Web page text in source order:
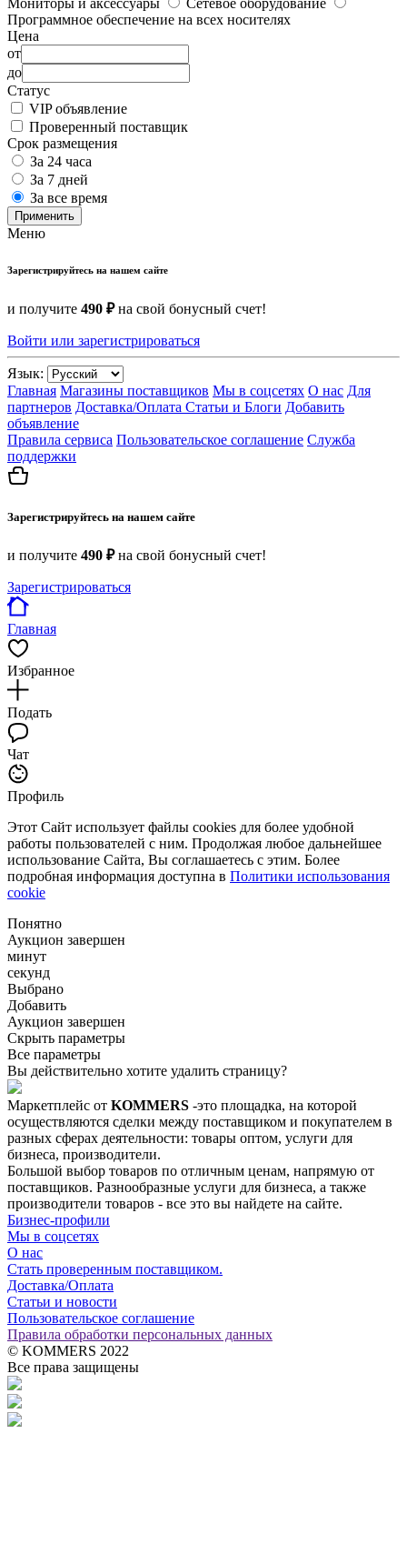
Программное обеспечение на всех носителях
Цена
от
до
Статус
VIP объявление
Проверенный поставщик
Срок размещения
За 24 часа
За 7 дней
За все время
Применить
Меню
Зарегистрируйтесь на нашем сайте
и получите 490 ₽на свой бонусный счет!
Войти или зарегистрироваться
Язык:
Главная Магазины поставщиков Мы в соцсетях О нас Для
партнеров Доставка/Оплата Статьи и Блоги Добавить
объявление
Правила сервиса Пользовательское соглашение Служба
поддержки
Зарегистрируйтесь на нашем сайте
и получите 490 ₽на свой бонусный счет!
Зарегистрироваться
Главная
Избранное
Подать
Чат
Профиль
Этот Сайт использует файлы cookies для более удобной
работы пользователей с ним. Продолжая любое дальнейшее
использование Сайта, Вы соглашаетесь с этим. Более
подробная информация доступна в Политики использования
cookie
Понятно
Аукцион завершен
минут
секунд
Выбрано
Добавить
Аукцион завершен
Скрыть параметры
Все параметры
Вы действительно хотите удалить страницу?
Маркетплейс от KOMMERS -это площадка, на которой
осуществляются сделки между поставщиком и покупателем в
разных сферах деятельности: товары оптом, услуги для
бизнеса, производители.
Большой выбор товаров по отличным ценам, напрямую от
поставщиков. Разнообразные услуги для бизнеса, а также
производители товаров - все это вы найдете на сайте.
Бизнес-профили
Мы в соцсетях
О нас
Стать проверенным поставщиком.
Доставка/Оплата
Статьи и новости
Пользовательское соглашение
Правила обработки персональных данных
© KOMMERS 2022
Все права защищены